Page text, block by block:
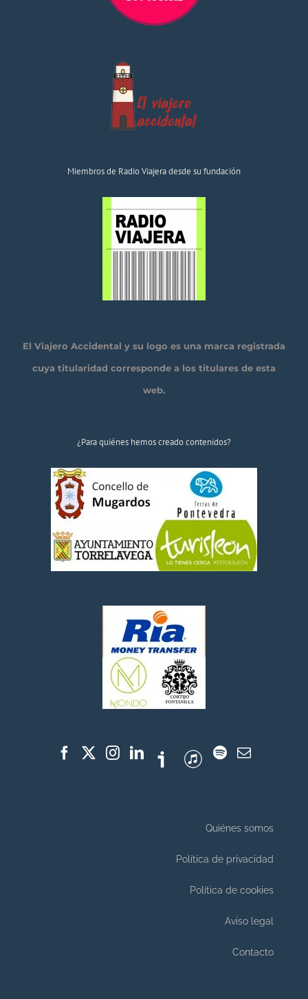
Miembros de Radio Viajera desde su fundación
El Viajero Accidental y su logo es una marca registrada
cuya titularidad corresponde a los titulares de esta
web.
¿Para quiénes hemos creado contenidos?
Quiénes somos
Política de privacidad
Política de cookies
Aviso legal
Contacto